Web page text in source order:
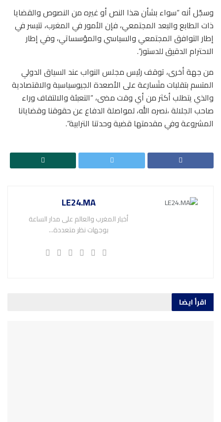
وسجّل أنه “سواء بشأن هذا النص أو غيره من النصوص والقضايا
ذات الطابع والبعد المجتمعي، فإن الأمور في المغرب، تتيسر في
إطار التوافق المجتمعي والسياسي والمؤسساتي، وفي إطار
الاحترام الدقيق للدستور”.
من جهة أخرى، توقف رئيس مجلس النواب عند السياق الدولي
المتسم بتقلبات متَسارعة على الأصعدة الجيوسياسية والاقتصادية
والذي يتطلب أكثر من أي وقت مضى، “التعبئة والالتفاف وراء
صاحب الجلالة ،نصره الله، لمواصلة الدفاع عن حقوقنا وقضايانا
المشروعة وفي مقدمتها قضية وحدتنا الترابية”.
LE24.MA
أخبار المغرب والعالم على مدار الساعة
بوجهات نظر متعددة...
اقرأ ايضا